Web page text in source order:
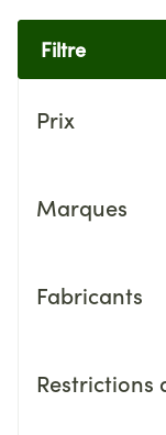
Filtre
Prix
Marques
Fabricants
Restrictions